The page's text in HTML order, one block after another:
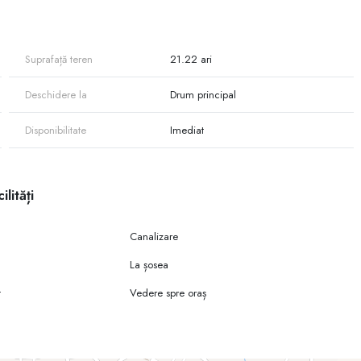
în funcție de reglementările urbanistice aplicabile.
Suprafață teren 21.22 ari
Deschidere la Drum principal
Disponibilitate Imediat
Canalizare
La șosea
Vedere spre oraș